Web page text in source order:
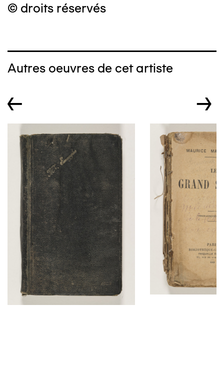
© droits réservés
Autres oeuvres de cet artiste
← →